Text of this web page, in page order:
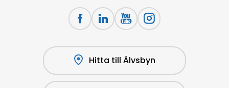
Hitta till Älvsbyn